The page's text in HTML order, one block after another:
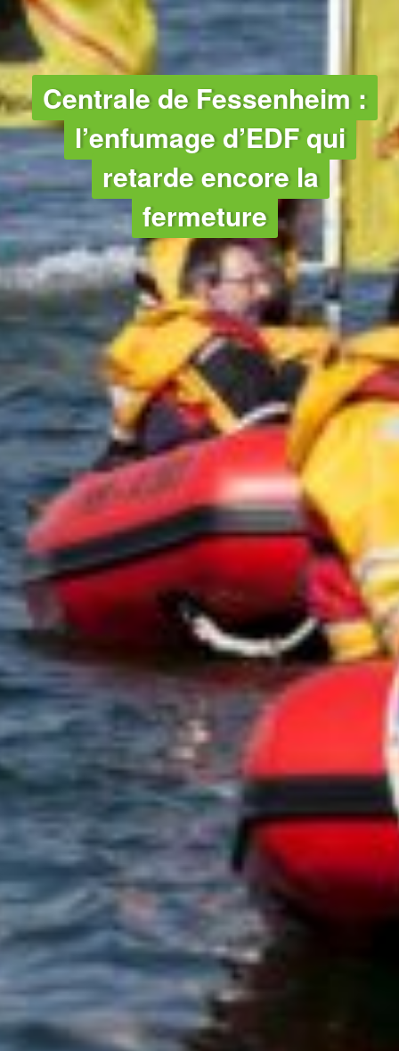
Centrale de Fessenheim :
l’enfumage d’EDF qui
retarde encore la
fermeture